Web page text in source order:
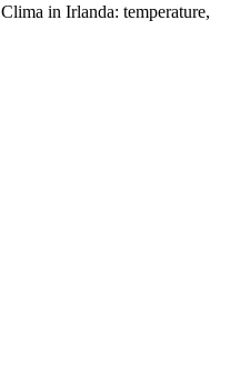
Clima in Irlanda: temperature,